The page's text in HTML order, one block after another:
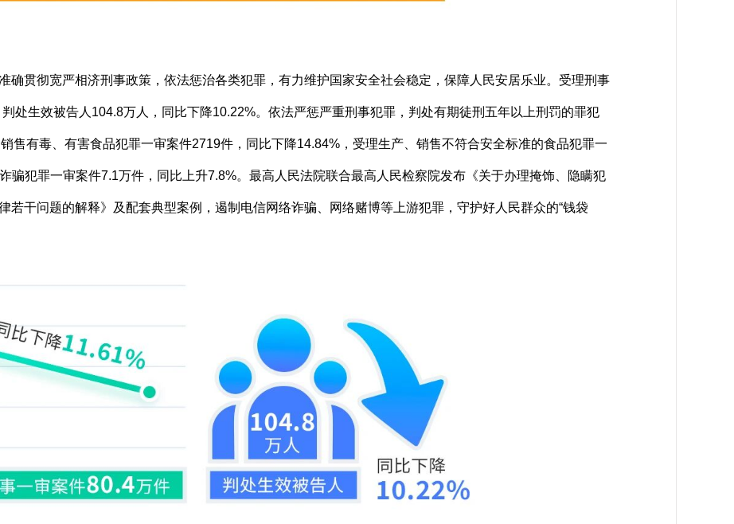
确贯彻宽严相济刑事政策，依法惩治各类犯罪，有力维护国家安全社会稳定，保障人民安居乐业。受理刑事
处生效被告人104.8万人，同比下降10.22%。依法严惩严重刑事犯罪，判处有期徒刑五年以上刑罚的罪犯
售有毒、有害食品犯罪一审案件2719件，同比下降14.84%，受理生产、销售不符合安全标准的食品犯罪一
骗犯罪一审案件7.1万件，同比上升7.8%。最高人民法院联合最高人民检察院发布《关于办理掩饰、隐瞒犯
若干问题的解释》及配套典型案例，遏制电信网络诈骗、网络赌博等上游犯罪，守护好人民群众的“钱袋